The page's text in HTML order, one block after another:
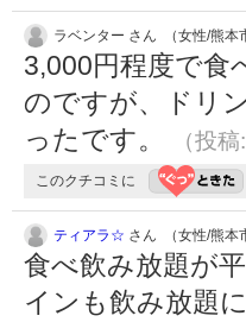
ラベンター さん （女性/熊本
3,000円程度で食
のですが、ドリ
ったです。
（投
このクチコミに
ティアラ☆ さん （女性/熊本
食べ飲み放題が
インも飲み放題